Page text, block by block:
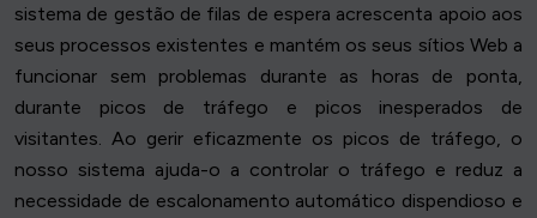
sistema de gestão de filas de espera acrescenta apoio aos
seus processos existentes e mantém os seus sítios Web a
funcionar sem problemas durante as horas de ponta,
durante picos de tráfego e picos inesperados de
visitantes. Ao gerir eficazmente os picos de tráfego, o
nosso sistema ajuda-o a controlar o tráfego e reduz a
necessidade de escalonamento automático dispendioso e